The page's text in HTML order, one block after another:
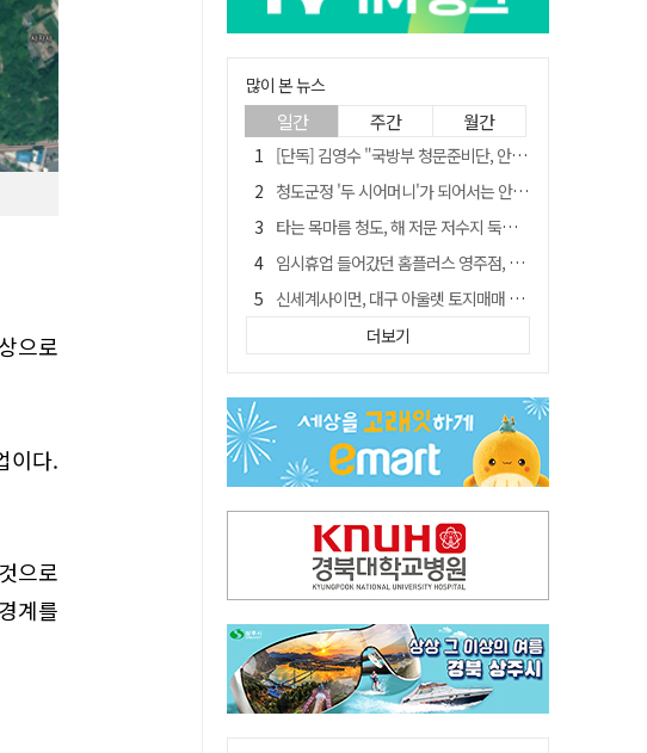
으로
이다.
으로
계를
많이 본 뉴스
일간 주간 월간
[단독] 김영수 "국방부 청문준비단, 안규백 탈영 알고있었다"
청도군정 '두 시어머니'가 되어서는 안된다
타는 목마름 청도, 해 저문 저수지 둑에 군수가 서 있었다
임시휴업 들어갔던 홈플러스 영주점, 7일 영업 재개…지하 1층만 운영
신세계사이먼, 대구 아울렛 토지매매 계약 체결… 사업 본궤도
SK하이닉스, 주당 375원 분기 배당 공시…"3분기 중 주주환원 방안 확정"
이의준 전 경북도 새마을봉사과장, 제28대 울릉군 부군수 취임
外人 한 달 새 8000억 담았는데…LG이노텍 목표주가는 왜 엇갈릴까
정청래, 靑 겨냥... "신천지·레버리지·호남 반도체 겁박 사과하라"
더보기